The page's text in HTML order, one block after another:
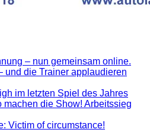
– nun gemeinsam online.
und die Trainer applaudieren
im letzten Spiel des Jahres
machen die Show! Arbeitssieg
Victim of circumstance!